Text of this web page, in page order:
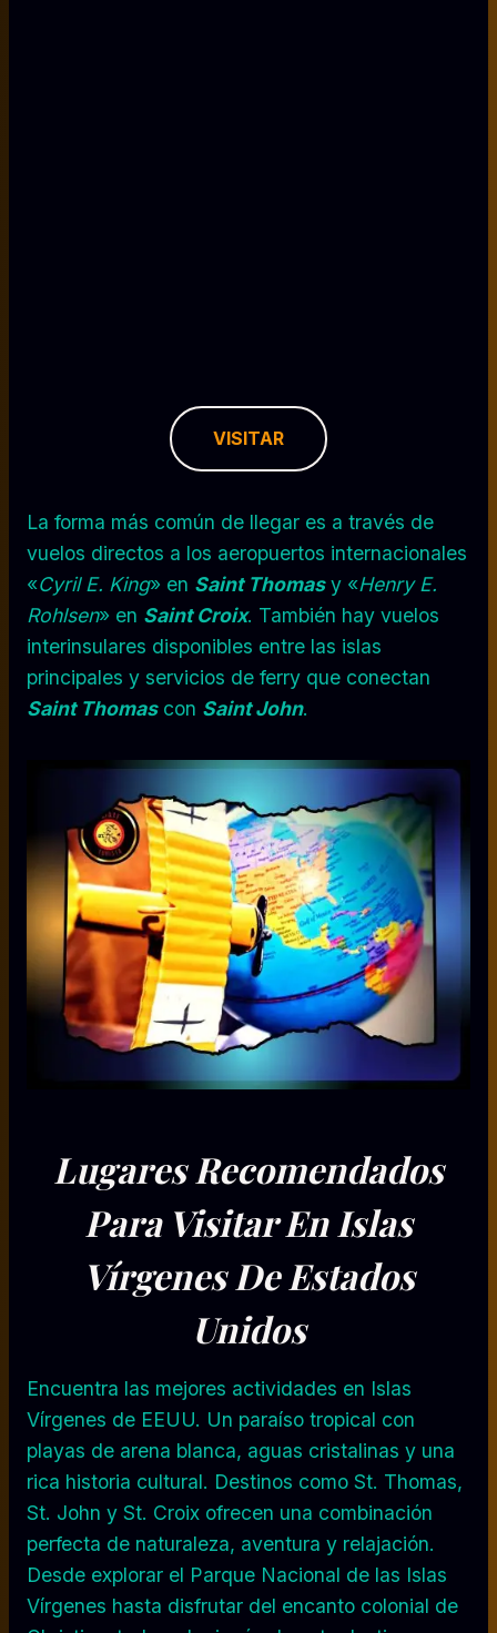
VISITAR
La forma más común de llegar es a través de
vuelos directos a los aeropuertos internacionales
«Cyril E. King» en Saint Thomasy «Henry E.
Rohlsen» en Saint Croix. También hay vuelos
interinsulares disponibles entre las islas
principales y servicios de ferry que conectan
Saint Thomascon Saint John.
Lugares Recomendados
Para Visitar En Islas
Vírgenes De Estados
Unidos
Encuentra las mejores actividades en Islas
Vírgenes de EEUU. Un paraíso tropical con
playas de arena blanca, aguas cristalinas y una
rica historia cultural. Destinos como St. Thomas,
St. John y St. Croix ofrecen una combinación
perfecta de naturaleza, aventura y relajación.
Desde explorar el Parque Nacional de las Islas
Vírgenes hasta disfrutar del encanto colonial de